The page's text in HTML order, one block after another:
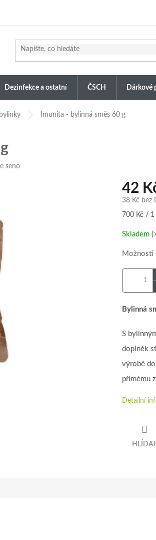
Dezinfekce a ostatní ČSCH Dárkové
Imunita - bylinná směs 60 g
seno
42
38 Kč bez
Měrná
700 Kč / 1
Skladem
Možnosti
Bylinná
S
doplněk
výrobě
přímému
Detailní
HLÍDAT